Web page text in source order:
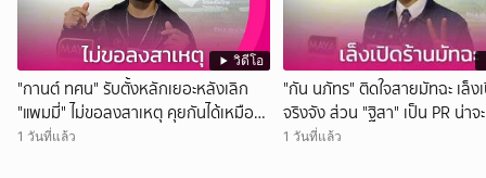
วิดีโอ
"กานต์ ทศน" รับตั้งหลักเยอะหลังเลิก
"แพมมี่" ไม่ขอลงสาเหตุ คุยกันได้เหมือน
เดิม
1 วันที่แล้ว
"กัน นภัทร" ติดใจสายมัทฉะ เล็ง
จริงจัง ส่วน "ฐิสา" เป็น PR น่าจะ
กว่า
1 วันที่แล้ว